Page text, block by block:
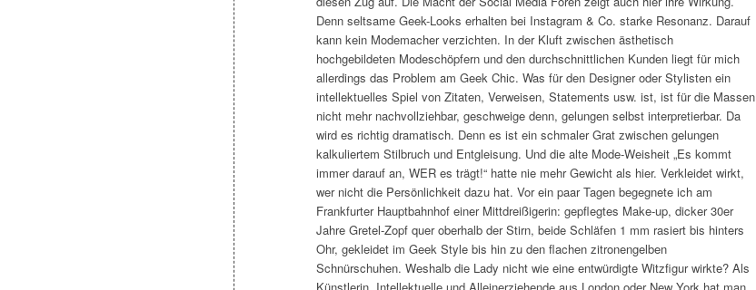
Denn seltsame Geek-Looks erhalten bei Instagram & Co. starke Resonanz. Darauf
kann kein Modemacher verzichten. In der Kluft zwischen ästhetisch
hochgebildeten Modeschöpfern und den durchschnittlichen Kunden liegt für mich
allerdings das Problem am Geek Chic. Was für den Designer oder Stylisten ein
intellektuelles Spiel von Zitaten, Verweisen, Statements usw. ist, ist für die Massen
nicht mehr nachvollziehbar, geschweige denn, gelungen selbst interpretierbar. Da
wird es richtig dramatisch. Denn es ist ein schmaler Grat zwischen gelungen
kalkuliertem Stilbruch und Entgleisung. Und die alte Mode-Weisheit „Es kommt
immer darauf an, WER es trägt!“ hatte nie mehr Gewicht als hier. Verkleidet wirkt,
wer nicht die Persönlichkeit dazu hat. Vor ein paar Tagen begegnete ich am
Frankfurter Hauptbahnhof einer Mittdreißigerin: gepflegtes Make-up, dicker 30er
Jahre Gretel-Zopf quer oberhalb der Stirn, beide Schläfen 1 mm rasiert bis hinters
Ohr, gekleidet im Geek Style bis hin zu den flachen zitronengelben
Schnürschuhen. Weshalb die Lady nicht wie eine entwürdigte Witzfigur wirkte? Als